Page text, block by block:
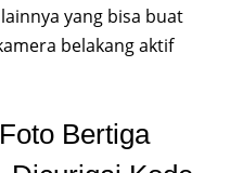
yang bisa buat
belakang aktif
Bertiga